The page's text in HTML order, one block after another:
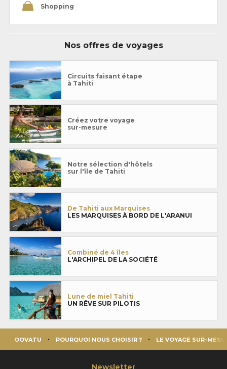
Shopping
Nos offres de voyages
Circuits faisant étape
à Tahiti
Créez votre voyage
sur-mesure
Notre sélection d'hôtels
sur l'île de Tahiti
De Tahiti aux Marquises
LES MARQUISES À BORD DE L'ARANUI
Combiné de 4 îles
L'ARCHIPEL DE LA SOCIÉTÉ
Lune de miel Tahiti
UN RÊVE SUR PILOTIS
OOVATU POURQUOI NOUS CHOISIR ? LE VOYAGE SUR-
Newsletter